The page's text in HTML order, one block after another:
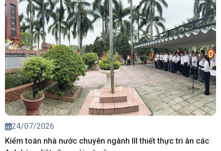
24/07/2026
Kiểm toán nhà nước chuyên ngành III thiết thực tri ân các